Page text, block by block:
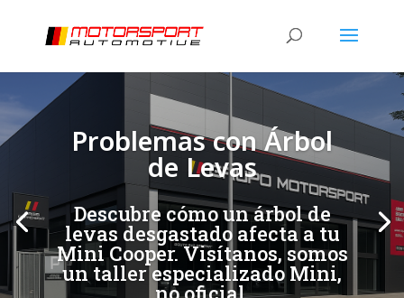
Problemas con Árbol
de Levas
Descubre cómo un árbol de
levas desgastado afecta a tu
Mini Cooper. Visítanos, somos
un taller especializado Mini,
[/et_pb_slide][/et_pb_slide]